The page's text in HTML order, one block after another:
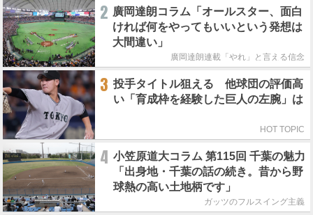
2 廣岡達朗コラム「オールスター、面白
ければ何をやってもいいという発想は
大間違い」
廣岡達朗連載「やれ」と言える信念
3 投手タイトル狙える 他球団の評価高
い「育成枠を経験した巨人の左腕」は
HOT TOPIC
4 小笠原道大コラム 第115回 千葉の魅力
「出身地・千葉の話の続き。昔から野
球熱の高い土地柄です」
ガッツのフルスイング主義